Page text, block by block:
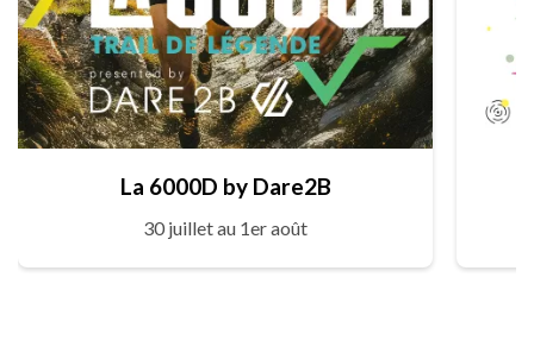
La 6000D by Dare2B
30 juillet au 1er août